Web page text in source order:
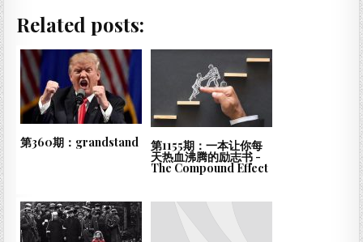
Related posts:
第360期：grandstand 第1155期：一本让你每
天热血沸腾的励志书 -
The Compound Effect